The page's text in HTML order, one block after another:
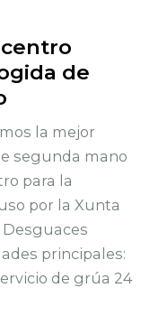
de
la mejor
segunda mano
para la
por la Xunta
Desguaces
principales:
de grúa 24